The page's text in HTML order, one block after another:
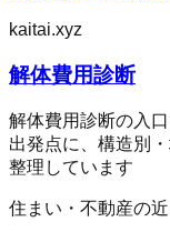
kaitai.xyz
解体費用診断
解体費用診断の入
出発点に、構造別
整理しています
住まい・不動産の